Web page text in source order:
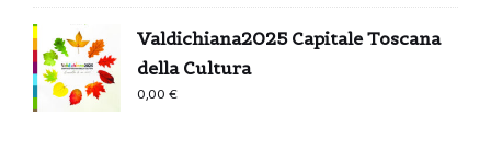
Valdichiana2025 Capitale Toscana
della Cultura
0,00€